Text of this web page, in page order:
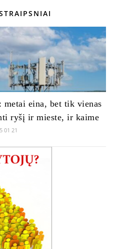
metai eina, bet tik vienas
ryšį ir mieste, ir kaime
01 21